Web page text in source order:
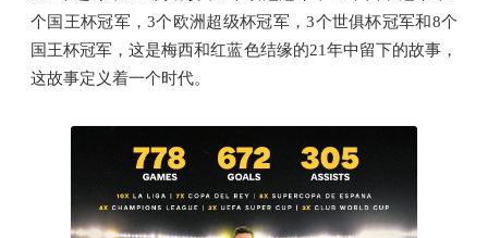
个国王杯冠军，3个欧洲超级杯冠军，3个世俱杯冠军和8个
国王杯冠军，这是梅西和红蓝色结缘的21年中留下的故事，
这故事定义着一个时代。